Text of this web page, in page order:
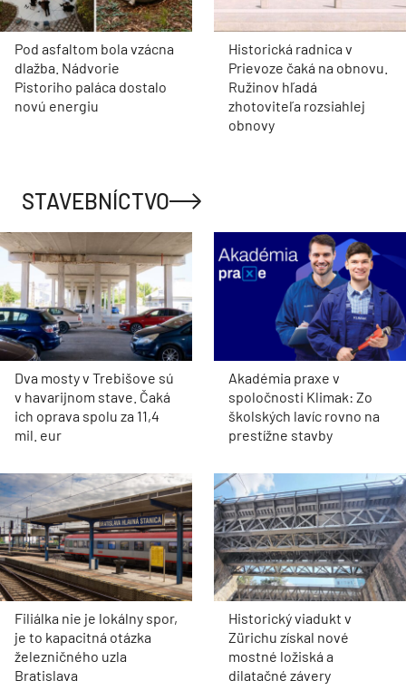
Pod asfaltom bola vzácna
dlažba. Nádvorie
Pistoriho paláca dostalo
novú energiu
Historická radnica v
Prievoze čaká na obnovu.
Ružinov hľadá
zhotoviteľa rozsiahlej
obnovy
STAVEBNÍCTVO
Dva mosty v Trebišove sú
v havarijnom stave. Čaká
ich oprava spolu za 11,4
mil. eur
Akadémia praxe v
spoločnosti Klimak: Zo
školských lavíc rovno na
prestížne stavby
Filiálka nie je lokálny spor,
je to kapacitná otázka
železničného uzla
Bratislava
Historický viadukt v
Zürichu získal nové
mostné ložiská a
dilatačné závery